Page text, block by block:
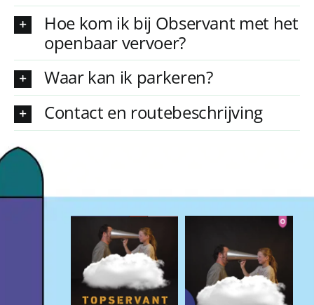
Hoe kom ik bij Observant met het
openbaar vervoer?
Waar kan ik parkeren?
Contact en routebeschrijving